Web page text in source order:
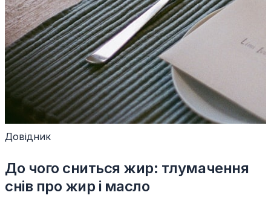
Довідник
До чого сниться жир: тлумачення
снів про жир і масло